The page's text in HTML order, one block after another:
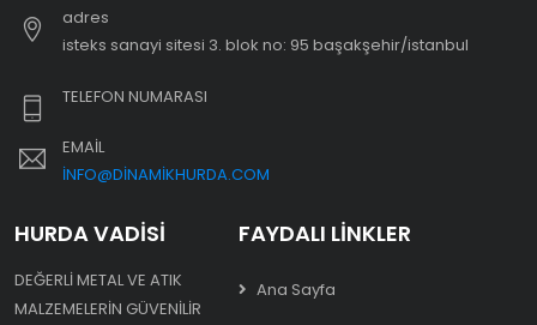
adres
i̇steks sanayi sitesi 3. blok no: 95 başakşehir/i̇stanbul
TELEFON NUMARASI
EMAIL
INFO@DINAMIKHURDA.COM
HURDA VADISI
DEĞERLI METAL VE ATIK
MALZEMELERIN GÜVENILIR
FAYDALI LINKLER
Ana Sayfa